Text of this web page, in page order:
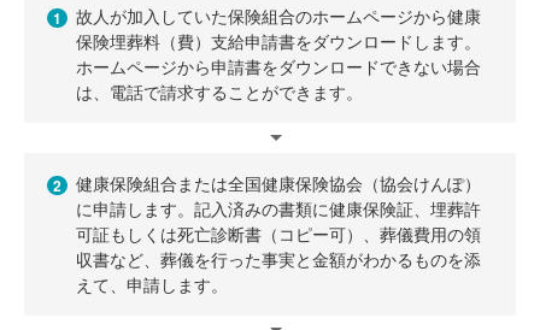
1
故人が加入していた保険組合のホームページから健康
保険埋葬料（費）支給申請書をダウンロードします。
ホームページから申請書をダウンロードできない場合
は、電話で請求することができます。
2
健康保険組合または全国健康保険協会（協会けんぽ）
に申請します。記入済みの書類に健康保険証、埋葬許
可証もしくは死亡診断書（コピー可）、葬儀費用の領
収書など、葬儀を行った事実と金額がわかるものを添
えて、申請します。